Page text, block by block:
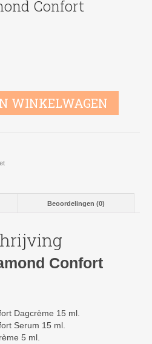
Confort
WINKELWAGEN
Beoordelingen (0)
Confort
Dagcrème 15 ml.
Serum 15 ml.
5 ml.